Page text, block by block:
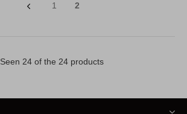
1 2
Seen 24 of the 24 products